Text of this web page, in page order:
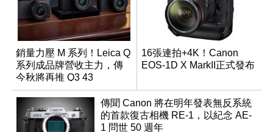
銷量力壓 M 系列！Leica Q
系列成品牌營收主力，傳
今秋將再推 Q3 43
Monochrom
16張連拍+4K！Canon
EOS-1D X MarkII正式發布
傳聞 Canon 將在明年發表無反系統
的首款復古相機 RE-1，以紀念 AE-
1 問世 50 週年